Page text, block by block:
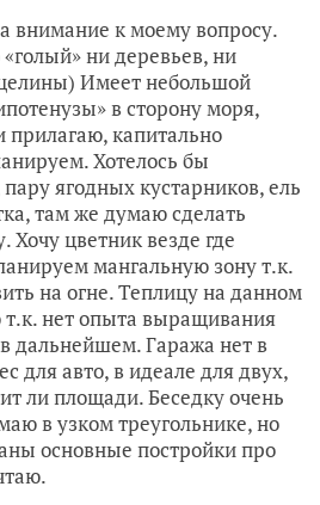
внимание к моему вопросу.
ни деревьев, ни
Имеет небольшой
в сторону моря,
прилагаю, капитально
Хотелось бы
ягодных кустарников, ель
там же думаю сделать
Хочу цветник везде где
мангальную зону т.к.
на огне. Теплицу на данном
т.к. нет опыта выращивания
дальнейшем. Гаража нет в
для авто, в идеале для двух,
ли площади. Беседку очень
в узком треугольнике, но
основные постройки про